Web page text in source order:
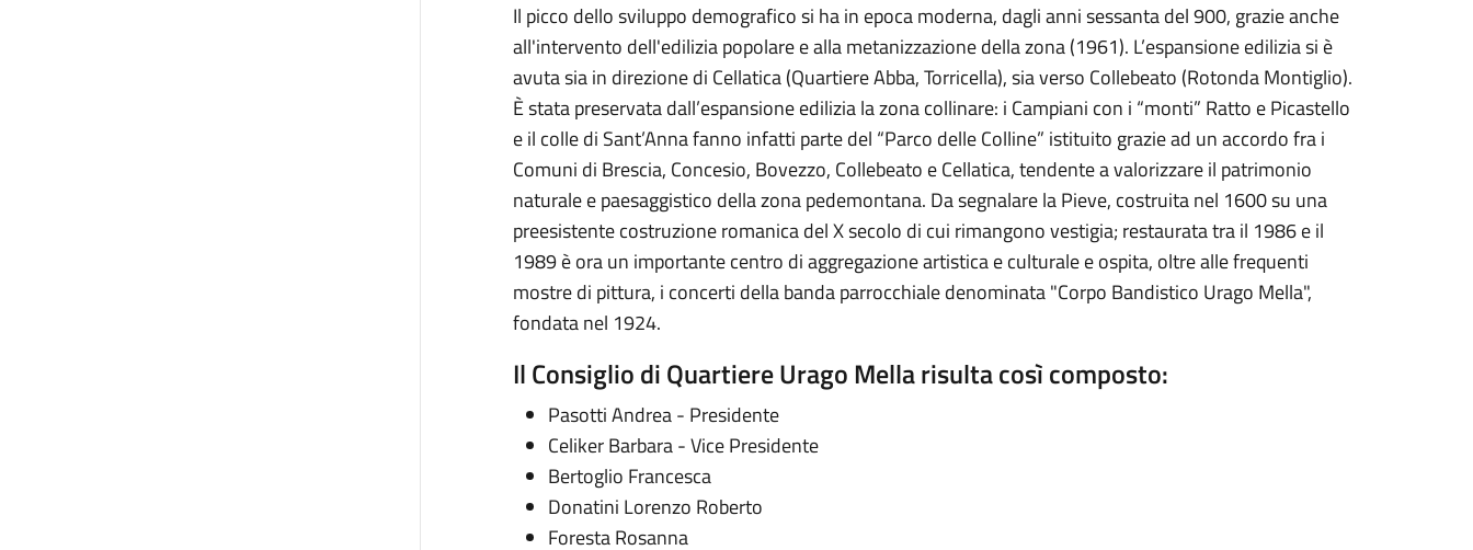
Il picco dello sviluppo demografico si ha in epoca moderna, dagli anni sessanta del 900, grazie anche
all'intervento dell'edilizia popolare e alla metanizzazione della zona (1961). L’espansione edilizia si è
avuta sia in direzione di Cellatica (Quartiere Abba, Torricella), sia verso Collebeato (Rotonda Montiglio).
È stata preservata dall’espansione edilizia la zona collinare: i Campiani con i “monti” Ratto e Picastello
e il colle di Sant’Anna fanno infatti parte del “Parco delle Colline” istituito grazie ad un accordo fra i
Comuni di Brescia, Concesio, Bovezzo, Collebeato e Cellatica, tendente a valorizzare il patrimonio
naturale e paesaggistico della zona pedemontana. Da segnalare la Pieve, costruita nel 1600 su una
preesistente costruzione romanica del X secolo di cui rimangono vestigia; restaurata tra il 1986 e il
1989 è ora un importante centro di aggregazione artistica e culturale e ospita, oltre alle frequenti
mostre di pittura, i concerti della banda parrocchiale denominata "Corpo Bandistico Urago Mella",
fondata nel 1924.
Il Consiglio di Quartiere Urago Mella risulta così composto:
Pasotti Andrea - Presidente
Celiker Barbara - Vice Presidente
Bertoglio Francesca
Donatini Lorenzo Roberto
Foresta Rosanna